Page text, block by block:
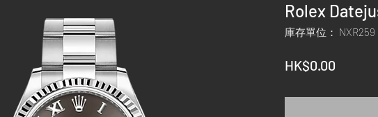
Rolex
庫存單位： NXR259
HK$0.00